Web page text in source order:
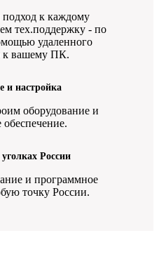
к каждому
тех.поддержку - по
удаленного
к вашему ПК.
и настройка
оборудование и
России
и программное
точку России.